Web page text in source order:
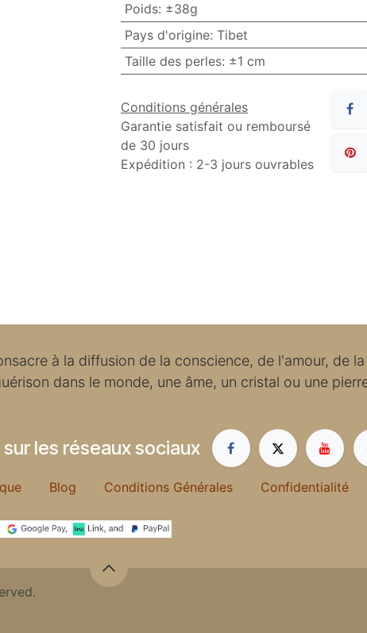
Poids: ±38g
Pays d'origine: Tibet
Taille des perles: ±1 cm
Conditions générales
Garantie satisfait ou remboursé
de 30 jours
Expédition : 2-3 jours ouvrables
à la diffusion de la conscience, de l'amour, de
dans le monde, une âme, un cristal ou une
les réseaux sociaux
Blog Conditions Générales